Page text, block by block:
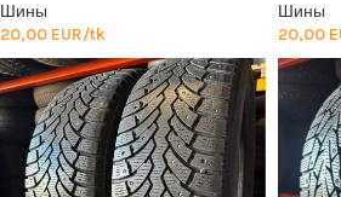
Шины
20,00 EUR/tk
Шины
20,00